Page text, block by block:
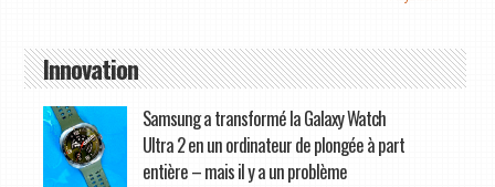
Innovation
Samsung a transformé la Galaxy Watch
Ultra 2 en un ordinateur de plongée à part
entière – mais il y a un problème